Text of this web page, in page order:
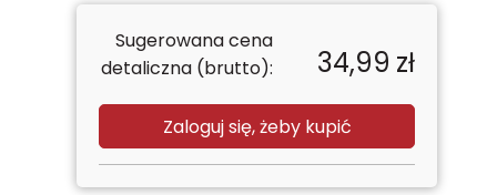
Sugerowana cena
detaliczna (brutto):
34,99 zł
Zaloguj się, żeby kupić